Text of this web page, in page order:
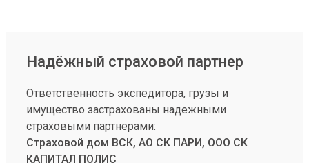
Надёжный страховой партнер
Ответственность экспедитора, грузы и
имущество застрахованы надежными
страховыми партнерами:
Страховой дом ВСК, АО СК ПАРИ, ООО СК
КАПИТАЛ ПОЛИС